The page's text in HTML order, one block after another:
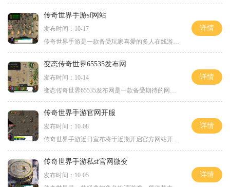
传奇世界手游sf网站
发布时间：10-17
详情
变态传奇世界65535发布网
发布时间：10-14
详情
传奇世界手游官网开服
发布时间：10-08
详情
传奇世界手游私sf官网微变
发布时间：10-05
详情